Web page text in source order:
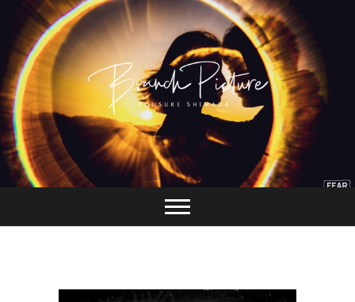
content
ブランチピクチャ
ー 嶋田陽介
長崎 カメラマン